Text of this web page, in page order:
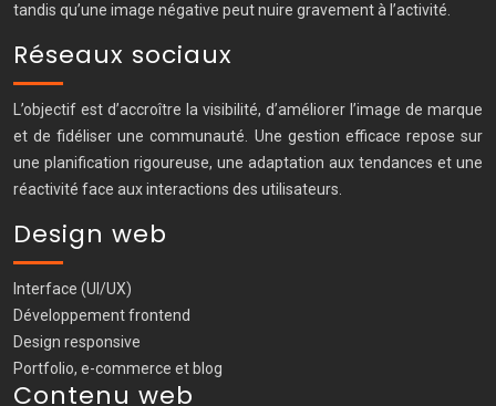
tandis qu’une image négative peut nuire gravement à l’activité.
Réseaux sociaux
L’objectif est d’accroître la visibilité, d’améliorer l’image de marque
et de fidéliser une communauté. Une gestion efficace repose sur
une planification rigoureuse, une adaptation aux tendances et une
réactivité face aux interactions des utilisateurs.
Design web
Interface (UI/UX)
Développement frontend
Design responsive
Portfolio, e-commerce et blog
Contenu web